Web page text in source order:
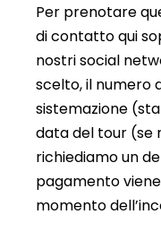
Per prenotare
di contatto qui
nostri social
scelto, il numero
sistemazione
data del tour (se
richiediamo un
pagamento
momento